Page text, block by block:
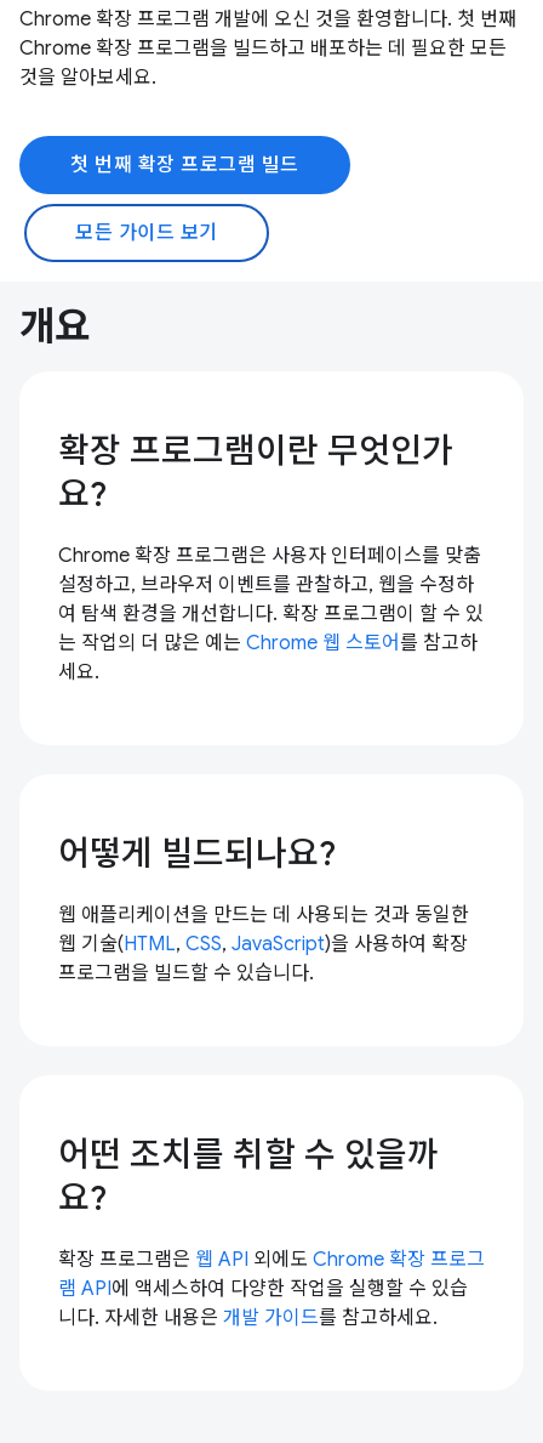
Chrome 확장 프로그램 개발에 오신 것을 환영합니다. 첫 번째
Chrome 확장 프로그램을 빌드하고 배포하는 데 필요한 모든
것을 알아보세요.
첫 번째 확장 프로그램 빌드
모든 가이드 보기
개요
확장 프로그램이란 무엇인가
요?
Chrome 확장 프로그램은 사용자 인터페이스를 맞춤
설정하고, 브라우저 이벤트를 관찰하고, 웹을 수정하
여 탐색 환경을 개선합니다. 확장 프로그램이 할 수 있
는 작업의 더 많은 예는 Chrome 웹 스토어를 참고하
세요.
어떻게 빌드되나요?
웹 애플리케이션을 만드는 데 사용되는 것과 동일한
웹 기술(HTML, CSS, JavaScript)을 사용하여 확장
프로그램을 빌드할 수 있습니다.
어떤 조치를 취할 수 있을까
요?
확장 프로그램은 웹 API 외에도 Chrome 확장 프로그
램 API에 액세스하여 다양한 작업을 실행할 수 있습
니다. 자세한 내용은 개발 가이드를 참고하세요.